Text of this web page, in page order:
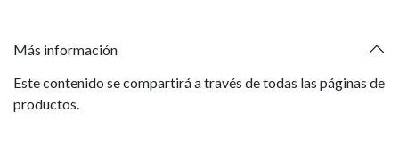
Más información
Este contenido se compartirá a través de todas las páginas de
productos.